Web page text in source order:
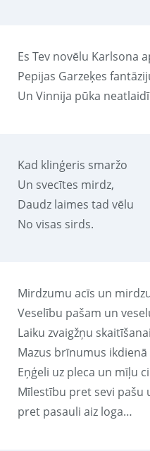
Es Tev novēlu Karlsona
Pepijas Garzeķes
Un Vinnija pūka
Kad klinģeris smaržo
Un svecītes mirdz,
Daudz laimes tad vēlu
No visas sirds.
Mirdzumu acīs un
Veselību pašam un
Laiku zvaigžņu
Mazus brīnumus
Eņģeli uz pleca un mīļu
Mīlestību pret sevi pašu
pret pasauli aiz loga…